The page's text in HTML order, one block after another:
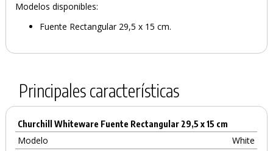
Modelos disponibles:
Fuente Rectangular 29,5 x 15 cm.
Principales características
Churchill Whiteware Fuente Rectangular 29,5 x 15 cm
Modelo
White